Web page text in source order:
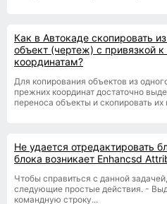
Как в Автокаде скопировать
объект (чертеж) с привязкой
координатам?
Для копирования объектов из
прежних координат достаточно
переноса объекты и скопировать
Не удается отредактировать
блока возникает Enhancsd
Чтобы справиться с данной
следующие простые действия. -
командную строку...